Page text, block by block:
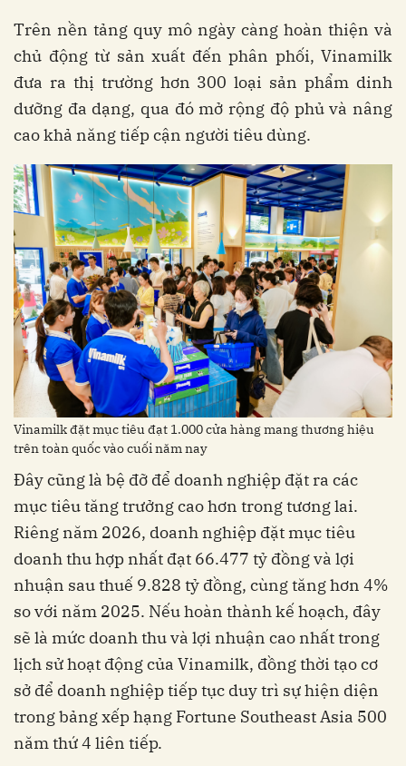
Trên nền tảng quy mô ngày càng hoàn thiện và
chủ động từ sản xuất đến phân phối, Vinamilk
đưa ra thị trường hơn 300 loại sản phẩm dinh
dưỡng đa dạng, qua đó mở rộng độ phủ và nâng
cao khả năng tiếp cận người tiêu dùng.
Vinamilk đặt mục tiêu đạt 1.000 cửa hàng mang thương hiệu
trên toàn quốc vào cuối năm nay
Đây cũng là bệ đỡ để doanh nghiệp đặt ra các
mục tiêu tăng trưởng cao hơn trong tương lai.
Riêng năm 2026, doanh nghiệp đặt mục tiêu
doanh thu hợp nhất đạt 66.477 tỷ đồng và lợi
nhuận sau thuế 9.828 tỷ đồng, cùng tăng hơn 4%
so với năm 2025. Nếu hoàn thành kế hoạch, đây
sẽ là mức doanh thu và lợi nhuận cao nhất trong
lịch sử hoạt động của Vinamilk, đồng thời tạo cơ
sở để doanh nghiệp tiếp tục duy trì sự hiện diện
trong bảng xếp hạng Fortune Southeast Asia 500
năm thứ 4 liên tiếp.